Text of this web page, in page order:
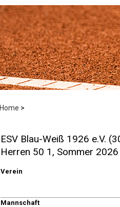
Home >
ESV Blau-Weiß 1926 e.V.
Herren 50 1, Sommer 2026
Verein
Mannschaft